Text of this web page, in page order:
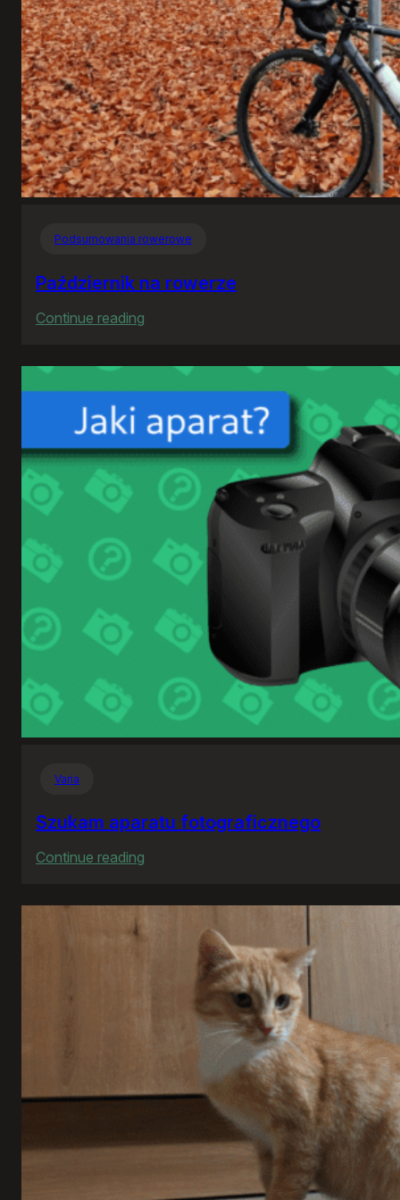
Podsumowania rowerowe
Październik na rowerze
Continue reading
na
rowerze
Varia
Szukam aparatu fotograficznego
Continue reading
aparatu
fotograficznego